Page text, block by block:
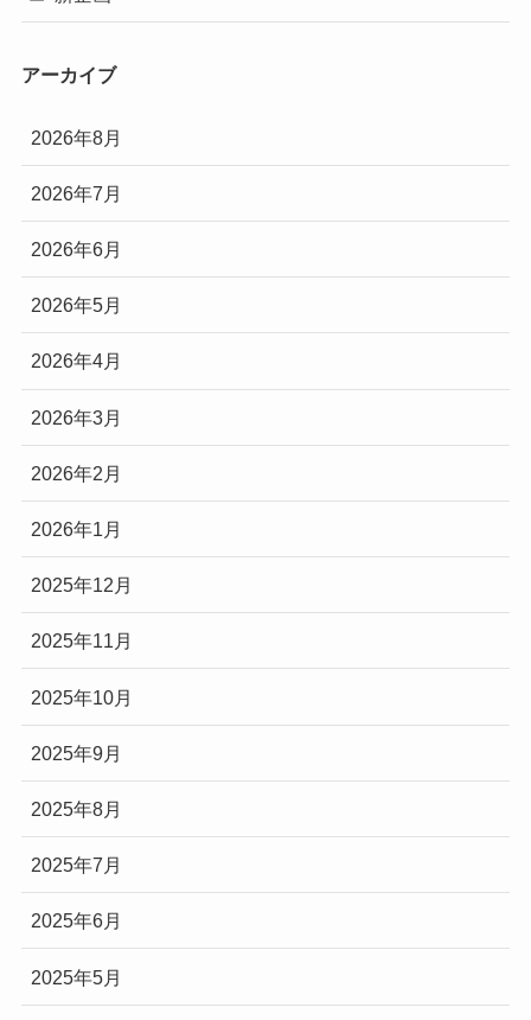
アーカイブ
2026年8月
2026年7月
2026年6月
2026年5月
2026年4月
2026年3月
2026年2月
2026年1月
2025年12月
2025年11月
2025年10月
2025年9月
2025年8月
2025年7月
2025年6月
2025年5月